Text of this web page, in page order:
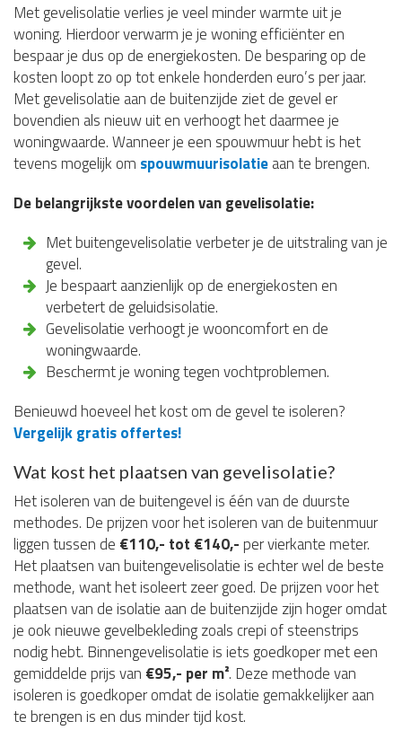
Met gevelisolatie verlies je veel minder warmte uit je
woning. Hierdoor verwarm je je woning efficiënter en
bespaar je dus op de energiekosten. De besparing op de
kosten loopt zo op tot enkele honderden euro’s per jaar.
Met gevelisolatie aan de buitenzijde ziet de gevel er
bovendien als nieuw uit en verhoogt het daarmee je
woningwaarde. Wanneer je een spouwmuur hebt is het
tevens mogelijk om spouwmuurisolatieaan te brengen.
De belangrijkste voordelen van gevelisolatie:
Met buitengevelisolatie verbeter je de uitstraling van je
gevel.
Je bespaart aanzienlijk op de energiekosten en
verbetert de geluidsisolatie.
Gevelisolatie verhoogt je wooncomfort en de
woningwaarde.
Beschermt je woning tegen vochtproblemen.
Benieuwd hoeveel het kost om de gevel te isoleren?
Vergelijk gratis offertes!
Wat kost het plaatsen van gevelisolatie?
Het isoleren van de buitengevel is één van de duurste
methodes. De prijzen voor het isoleren van de buitenmuur
liggen tussen de €110,- tot €140,- per vierkante meter.
Het plaatsen van buitengevelisolatie is echter wel de beste
methode, want het isoleert zeer goed. De prijzen voor het
plaatsen van de isolatie aan de buitenzijde zijn hoger omdat
je ook nieuwe gevelbekleding zoals crepi of steenstrips
nodig hebt. Binnengevelisolatie is iets goedkoper met een
gemiddelde prijs van €95,- per m². Deze methode van
isoleren is goedkoper omdat de isolatie gemakkelijker aan
te brengen is en dus minder tijd kost.